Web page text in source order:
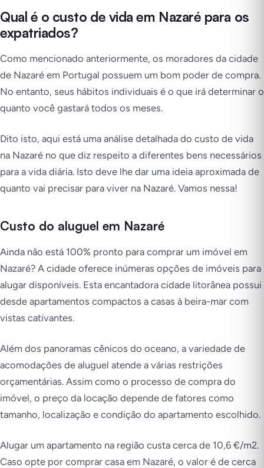
Qual é o custo de vida em Nazaré para os
expatriados?
Como mencionado anteriormente, os moradores da cidade
de Nazaré em Portugal possuem um bom poder de compra.
No entanto, seus hábitos individuais é o que irá determinar o
quanto você gastará todos os meses.
Dito isto, aqui está uma análise detalhada do custo de vida
na Nazaré no que diz respeito a diferentes bens necessários
para a vida diária. Isto deve lhe dar uma ideia aproximada de
quanto vai precisar para viver na Nazaré. Vamos nessa!
Custo do aluguel em Nazaré
Ainda não está 100% pronto para comprar um imóvel em
Nazaré? A cidade oferece inúmeras opções de imóveis para
alugar disponíveis. Esta encantadora cidade litorânea possui
desde apartamentos compactos a casas à beira-mar com
vistas cativantes.
Além dos panoramas cênicos do oceano, a variedade de
acomodações de aluguel atende a várias restrições
orçamentárias. Assim como o processo de compra do
imóvel, o preço da locação depende de fatores como
tamanho, localização e condição do apartamento escolhido.
Alugar um apartamento na região custa cerca de 10,6 €/m2.
Caso opte por comprar casa em Nazaré, o valor é de cerca